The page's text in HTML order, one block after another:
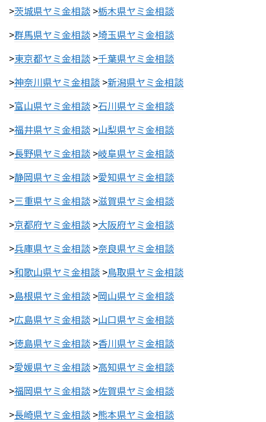
>茨城県ヤミ金相談 >栃木県ヤミ金相談
>群馬県ヤミ金相談 >埼玉県ヤミ金相談
>東京都ヤミ金相談 >千葉県ヤミ金相談
>神奈川県ヤミ金相談 >新潟県ヤミ金相談
>富山県ヤミ金相談 >石川県ヤミ金相談
>福井県ヤミ金相談 >山梨県ヤミ金相談
>長野県ヤミ金相談 >岐阜県ヤミ金相談
>静岡県ヤミ金相談 >愛知県ヤミ金相談
>三重県ヤミ金相談 >滋賀県ヤミ金相談
>京都府ヤミ金相談 >大阪府ヤミ金相談
>兵庫県ヤミ金相談 >奈良県ヤミ金相談
>和歌山県ヤミ金相談 >鳥取県ヤミ金相談
>島根県ヤミ金相談 >岡山県ヤミ金相談
>広島県ヤミ金相談 >山口県ヤミ金相談
>徳島県ヤミ金相談 >香川県ヤミ金相談
>愛媛県ヤミ金相談 >高知県ヤミ金相談
>福岡県ヤミ金相談 >佐賀県ヤミ金相談
>長崎県ヤミ金相談 >熊本県ヤミ金相談